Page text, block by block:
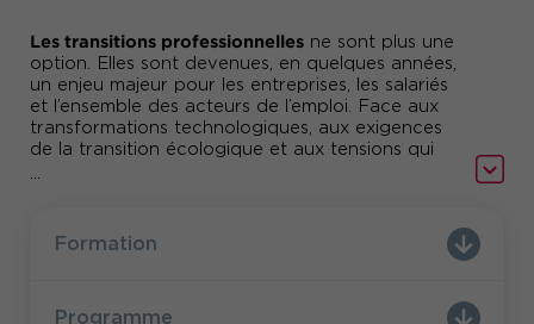
Les transitions professionnelles ne sont plus une
option. Elles sont devenues, en quelques années,
un enjeu majeur pour les entreprises, les salariés
et l’ensemble des acteurs de l’emploi. Face aux
transformations technologiques, aux exigences
de la transition écologique et aux tensions qui
deviennent des leviers incontournables pour
maintenir l’employabilité et soutenir la
...
Formation
Programme